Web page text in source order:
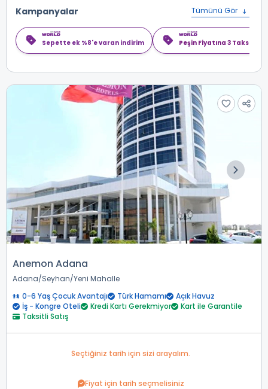
Kampanyalar Tümünü Gör
Sepette ek %8'e varan indirim Peşin Fiyatına 3 Taksit
Anemon Adana
Adana Seyhan Yeni Mahalle
0-6 Yaş Çocuk Avantajı
Türk Hamamı
Açık Havuz
İş - Kongre Oteli
Kredi Kartı Gerekmiyor
Kart ile Garantile
Taksitli Satış
Seçtiğiniz tarih için sizi arayalım.
Fiyat için tarih seçmelisiniz